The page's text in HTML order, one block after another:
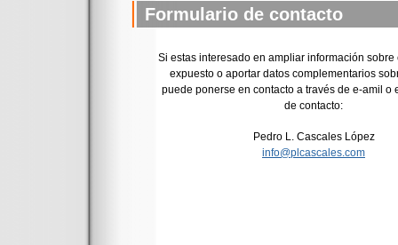
Formulario de contacto
Si estas interesado en ampliar información sobre
expuesto o aportar datos complementarios
puede ponerse en contacto a través de e-amil o
de contacto:
Pedro L. Cascales López
info@plcascales.com